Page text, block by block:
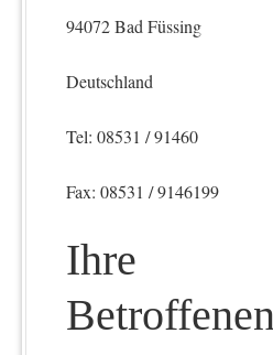
94072 Bad Füssing
Deutschland
Tel: 08531 / 91460
Fax: 08531 / 9146199
Ihre